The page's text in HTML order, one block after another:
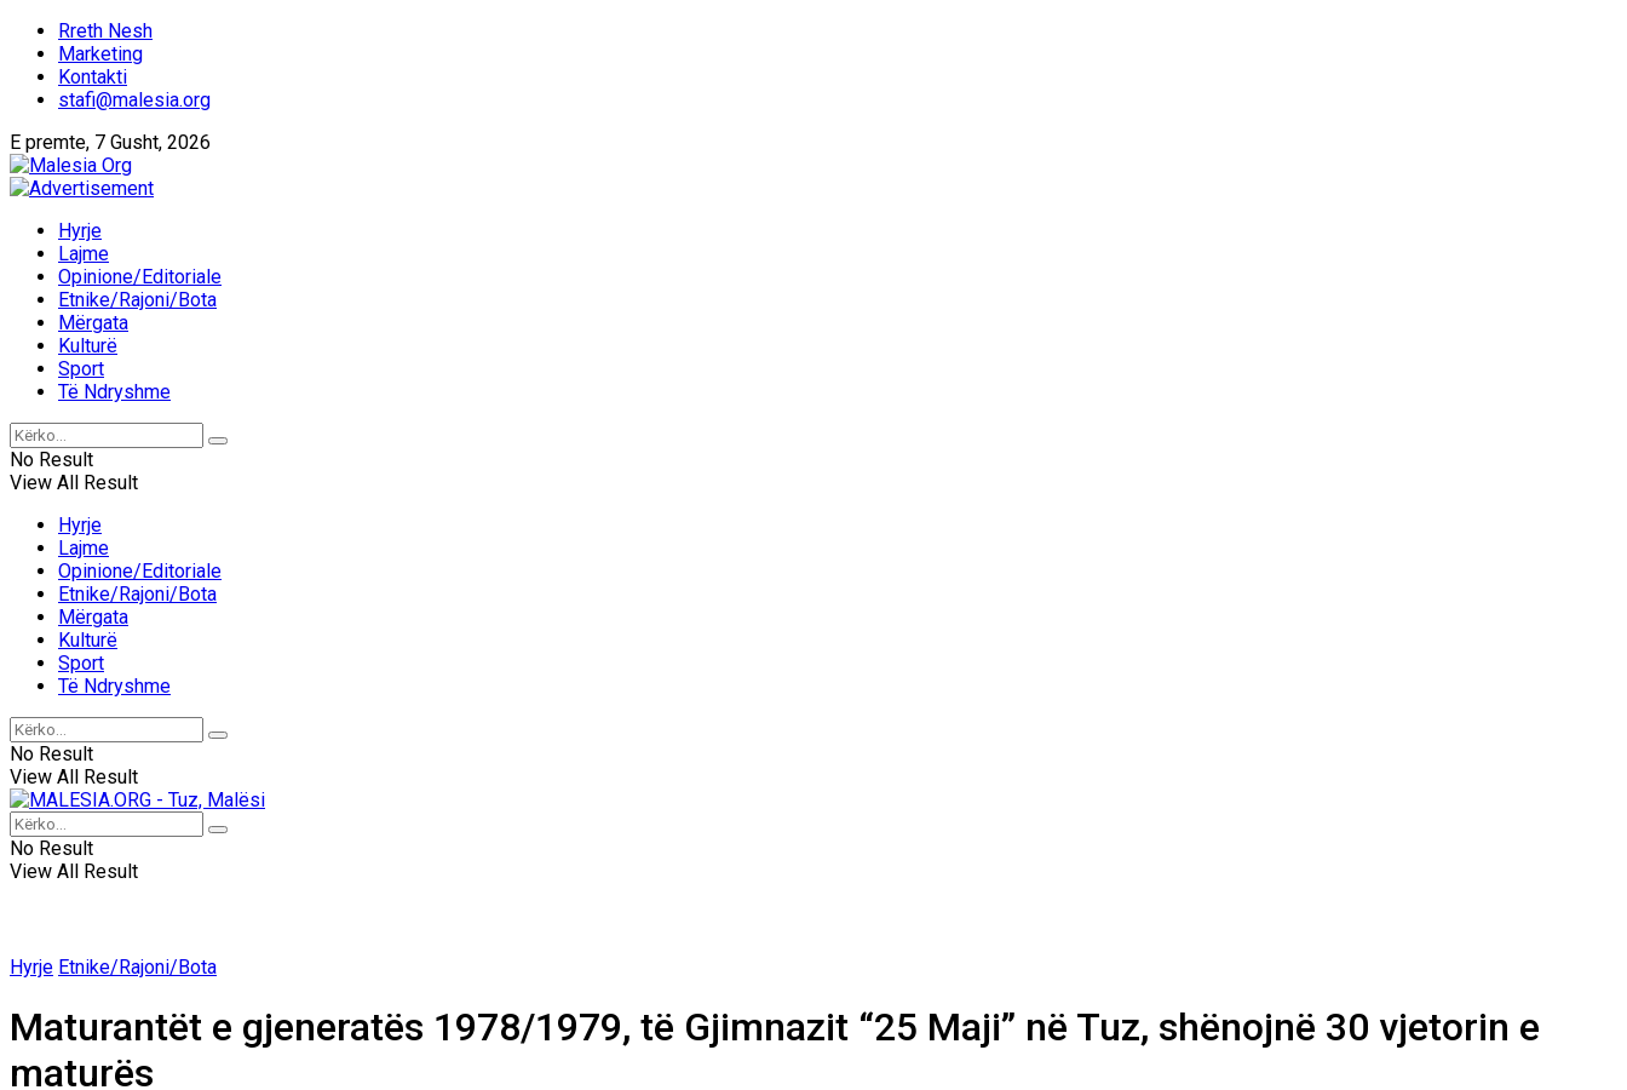
Rreth Nesh
Marketing
Kontakti
stafi@malesia.org
E premte, 7 Gusht, 2026
Hyrje
Lajme
Opinione/Editoriale
Etnike/Rajoni/Bota
Mërgata
Kulturë
Sport
Të Ndryshme
No Result
View All Result
Hyrje
Lajme
Opinione/Editoriale
Etnike/Rajoni/Bota
Mërgata
Kulturë
Sport
Të Ndryshme
No Result
View All Result
No Result
View All Result
Hyrje Etnike/Rajoni/Bota
Maturantët e gjeneratës 1978/1979, të Gjimnazit “25 Maji” në Tuz, shënojnë 30 vjetorin e
maturës